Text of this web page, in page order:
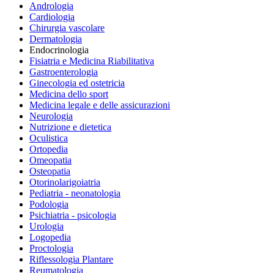
Andrologia
Cardiologia
Chirurgia vascolare
Dermatologia
Endocrinologia
Fisiatria e Medicina Riabilitativa
Gastroenterologia
Ginecologia ed ostetricia
Medicina dello sport
Medicina legale e delle assicurazioni
Neurologia
Nutrizione e dietetica
Oculistica
Ortopedia
Omeopatia
Osteopatia
Otorinolarigoiatria
Pediatria - neonatologia
Podologia
Psichiatria - psicologia
Urologia
Logopedia
Proctologia
Riflessologia Plantare
Reumatologia